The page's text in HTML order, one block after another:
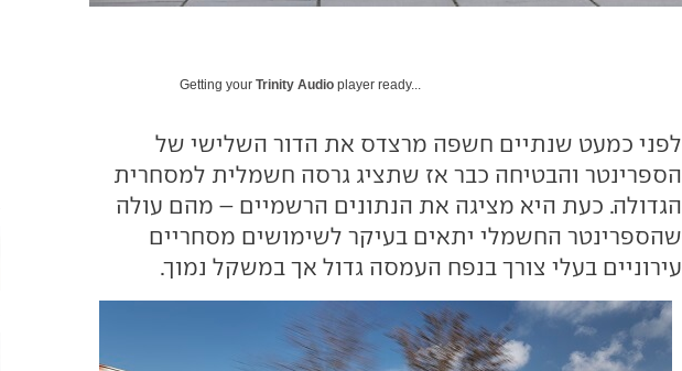
Getting yourTrinity Audio player ready...
לפני כמעט שנתיים חשפה מרצדס את הדור השלישי של
הספרינטר והבטיחה כבר אז שתציג גרסה חשמלית למסחרית
הגדולה. כעת היא מציגה את הנתונים הרשמיים – מהם עולה
שהספרינטר החשמלי יתאים בעיקר לשימושים מסחריים
עירוניים בעלי צורך בנפח העמסה גדול אך במשקל נמוך.